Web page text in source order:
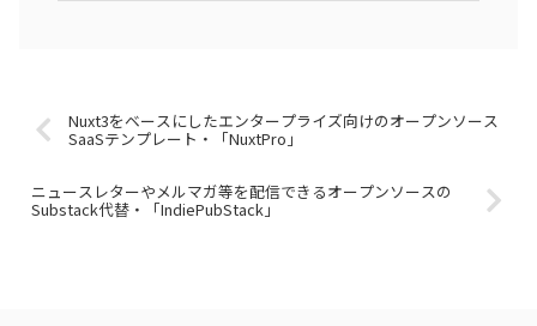
Nuxt3をベースにしたエンタープライズ向けのオープンソース
SaaSテンプレート・「NuxtPro」
ニュースレターやメルマガ等を配信できるオープンソースの
Substack代替・「IndiePubStack」